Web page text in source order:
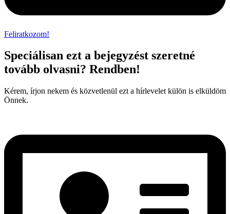
Feliratkozom!
Speciálisan ezt a bejegyzést szeretné
tovább olvasni? Rendben!
Kérem, írjon nekem és közvetlenül ezt a hírlevelet külön is elküldöm
Önnek.